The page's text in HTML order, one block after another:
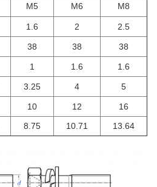
M5 M6 M8
1.6 2 2.5
38 38 38
1 1.6 1.6
3.25 4 5
10 12
16
8.75 10.71 13.64